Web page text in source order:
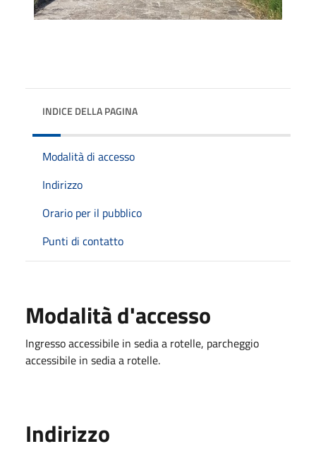
INDICE DELLA PAGINA
Modalità di accesso
Indirizzo
Orario per il pubblico
Punti di contatto
Modalità d'accesso
Ingresso accessibile in sedia a rotelle, parcheggio
accessibile in sedia a rotelle.
Indirizzo